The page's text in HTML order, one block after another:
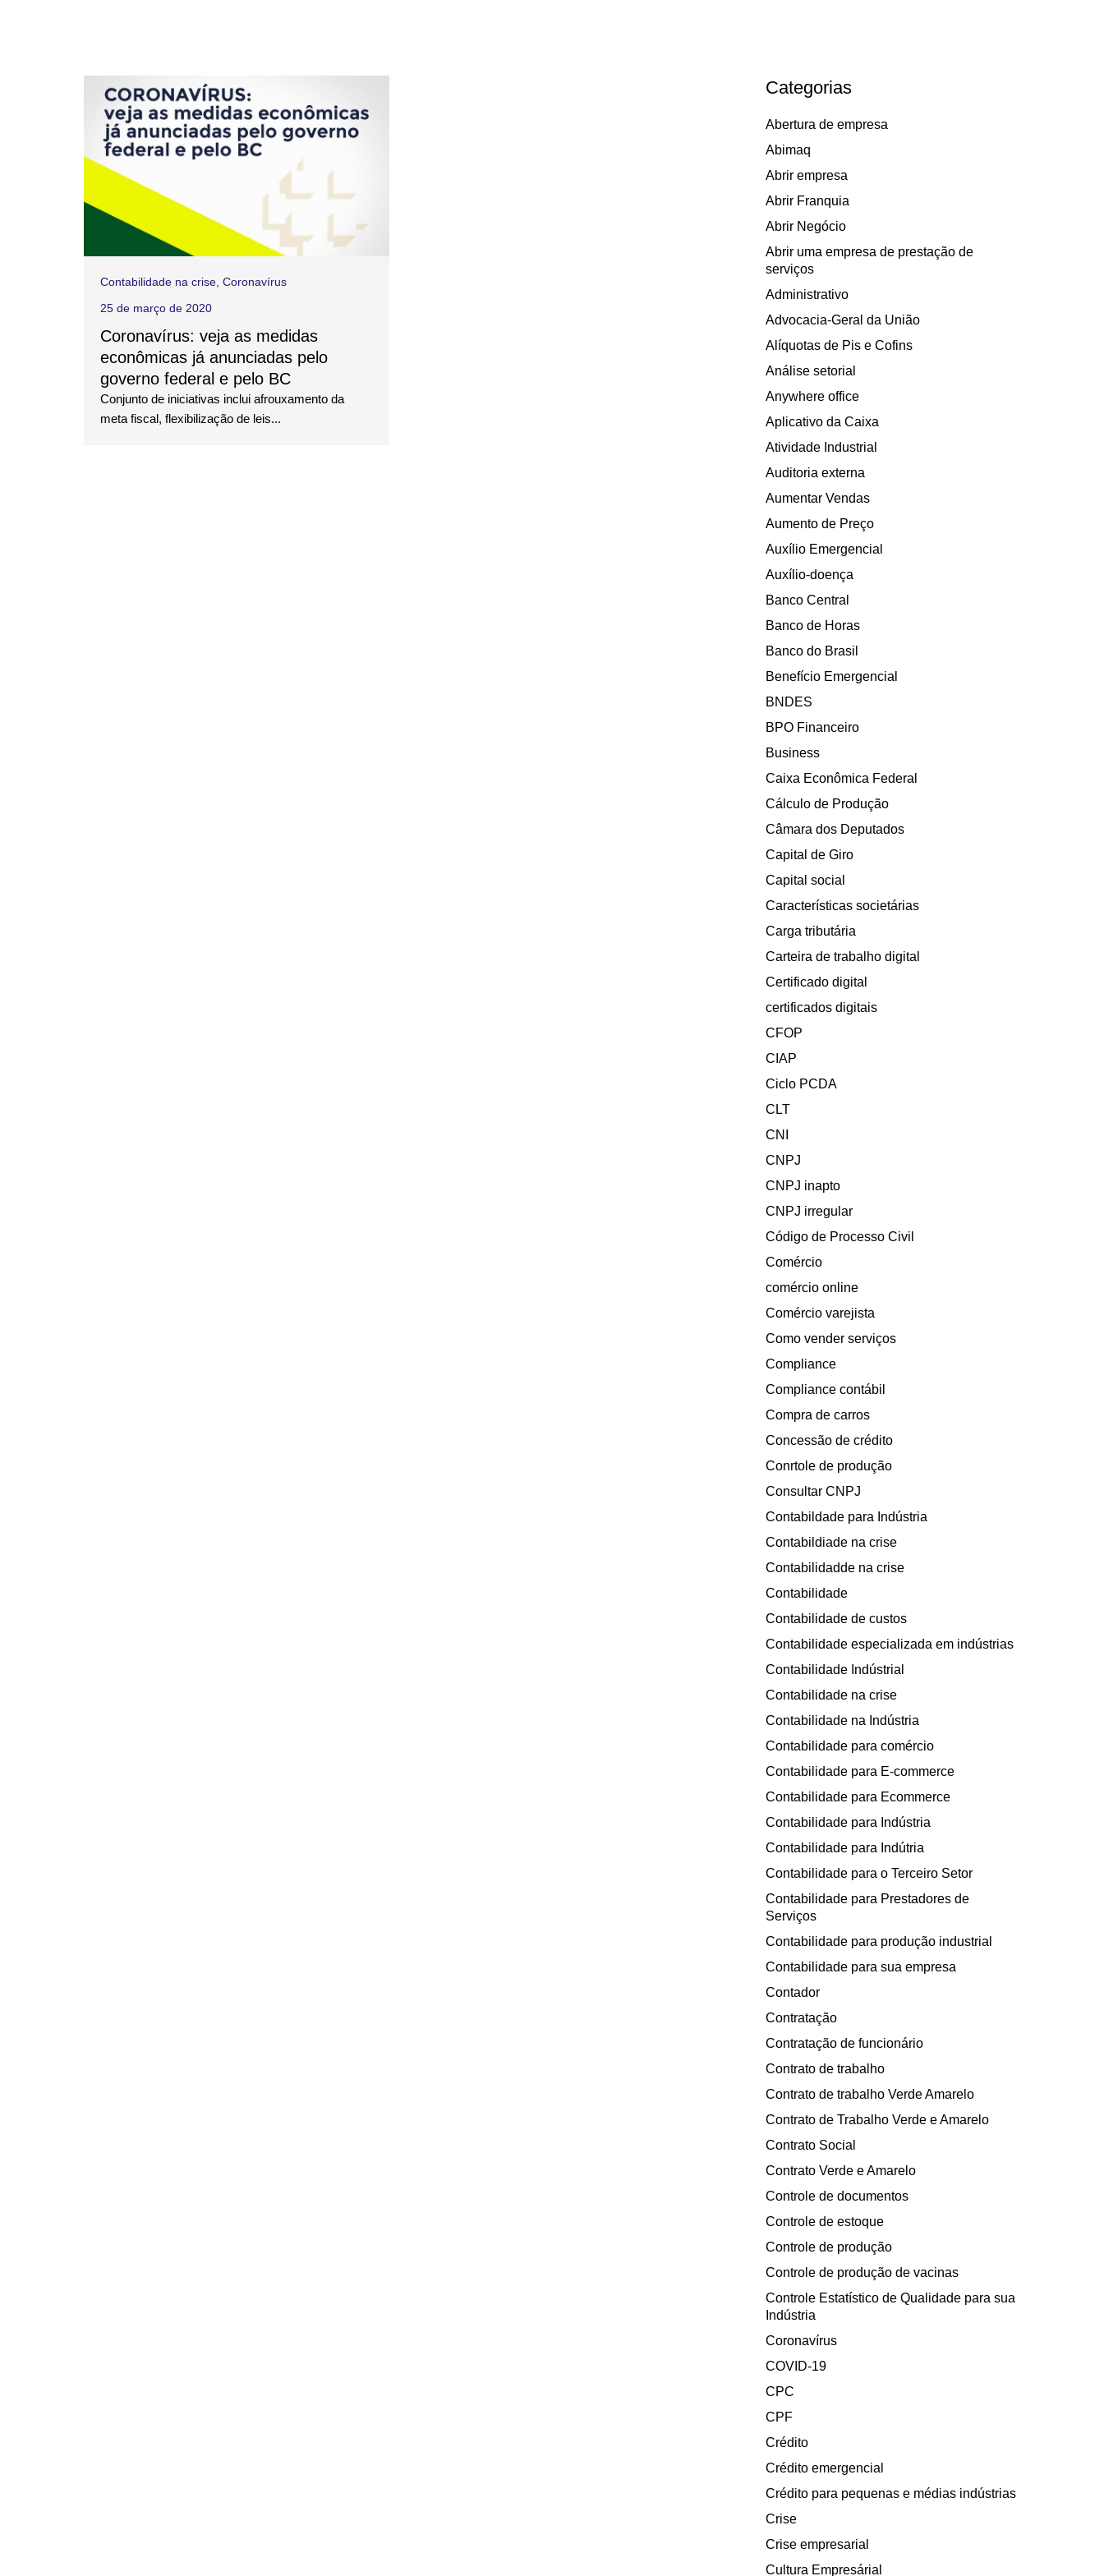
Contabilidade na crise Coronavírus
25 de março de 2020
Coronavírus: veja as medidas
econômicas já anunciadas pelo
governo federal e pelo BC
Conjunto de iniciativas inclui afrouxamento da
meta fiscal, flexibilização de leis...
Categorias
Abertura de empresa
Abimaq
Abrir empresa
Abrir Franquia
Abrir Negócio
Abrir uma empresa de prestação de
serviços
Administrativo
Advocacia-Geral da União
Alíquotas de Pis e Cofins
Análise setorial
Anywhere office
Aplicativo da Caixa
Atividade Industrial
Auditoria externa
Aumentar Vendas
Aumento de Preço
Auxílio Emergencial
Auxílio-doença
Banco Central
Banco de Horas
Banco do Brasil
Benefício Emergencial
BNDES
BPO Financeiro
Business
Caixa Econômica Federal
Cálculo de Produção
Câmara dos Deputados
Capital de Giro
Capital social
Características societárias
Carga tributária
Carteira de trabalho digital
Certificado digital
certificados digitais
CFOP
CIAP
Ciclo PCDA
CLT
CNI
CNPJ
CNPJ inapto
CNPJ irregular
Código de Processo Civil
Comércio
comércio online
Comércio varejista
Como vender serviços
Compliance
Compliance contábil
Compra de carros
Concessão de crédito
Conrtole de produção
Consultar CNPJ
Contabildade para Indústria
Contabildiade na crise
Contabilidadde na crise
Contabilidade
Contabilidade de custos
Contabilidade especializada em indústrias
Contabilidade Indústrial
Contabilidade na crise
Contabilidade na Indústria
Contabilidade para comércio
Contabilidade para E-commerce
Contabilidade para Ecommerce
Contabilidade para Indústria
Contabilidade para Indútria
Contabilidade para o Terceiro Setor
Contabilidade para Prestadores de
Serviços
Contabilidade para produção industrial
Contabilidade para sua empresa
Contador
Contratação
Contratação de funcionário
Contrato de trabalho
Contrato de trabalho Verde Amarelo
Contrato de Trabalho Verde e Amarelo
Contrato Social
Contrato Verde e Amarelo
Controle de documentos
Controle de estoque
Controle de produção
Controle de produção de vacinas
Controle Estatístico de Qualidade para sua
Indústria
Coronavírus
COVID-19
CPC
CPF
Crédito
Crédito emergencial
Crédito para pequenas e médias indústrias
Crise
Crise empresarial
Cultura Empresárial